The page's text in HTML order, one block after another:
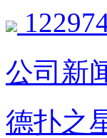
公司新
德扑之